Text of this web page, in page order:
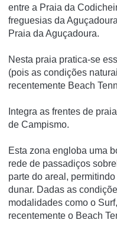
entre a Praia da
freguesias da
Praia da Aguçadoura.
Nesta praia pratica-se
(pois as condições
recentemente Beach
Integra as frentes de
de Campismo.
Esta zona engloba uma
rede de passadiços
parte do areal,
dunar. Dadas as
modalidades como o
recentemente o Beach